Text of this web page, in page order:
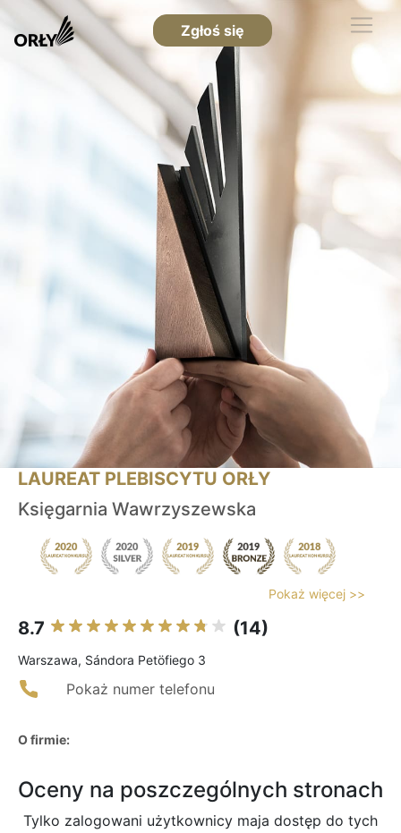
Zgłoś się
LAUREAT PLEBISCYTU ORŁY
Księgarnia Wawrzyszewska
Pokaż więcej >>
8.7 (14)
Warszawa, Sándora Petöfiego 3
Pokaż numer telefonu
O firmie:
Oceny na poszczególnych stronach
Tylko zalogowani użytkownicy maja dostęp do tych